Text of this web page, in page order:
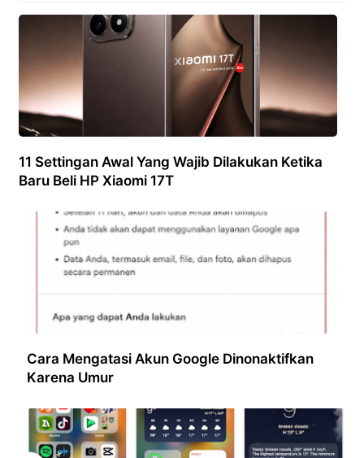
11 Settingan Awal Yang Wajib Dilakukan Ketika
Baru Beli HP Xiaomi 17T
Cara Mengatasi Akun Google Dinonaktifkan
Karena Umur